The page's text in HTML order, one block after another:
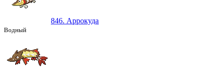
846. Аррокуда
Водный